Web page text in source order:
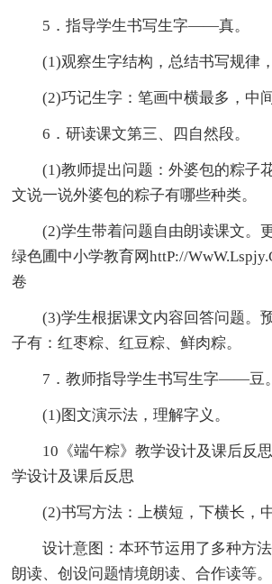
5．指导学生书写生字——真。
(1)观察生字结构，总结书写规律
(2)巧记生字：笔画中横最多，中
6．研读课文第三、四自然段。
(1)教师提出问题：外婆包的粽子
文说一说外婆包的粽子有哪些种类。
(2)学生带着问题自由朗读课文。
绿色圃中小学教育网httP://
卷
(3)学生根据课文内容回答问题。
子有：红枣粽、红豆粽、鲜肉粽。
7．教师指导学生书写生字——豆。
(1)图文演示法，理解字义。
10《端午粽》教学设计及课后反
学设计及课后反思
(2)书写方法：上横短，下横长，
设计意图：本环节运用了多种方
朗读、创设问题情境朗读、合作读等